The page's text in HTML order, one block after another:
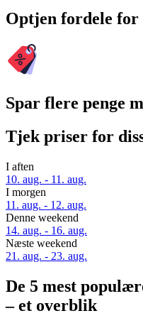
Optjen fordele
Spar flere penge
Tjek priser for
I aften
10. aug. - 11. aug.
I morgen
11. aug. - 12. aug.
Denne weekend
14. aug. - 16. aug.
Næste weekend
21. aug. - 23. aug.
De 5 mest
– et overblik